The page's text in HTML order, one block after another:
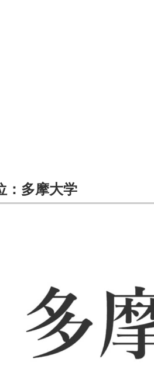
：多摩大学